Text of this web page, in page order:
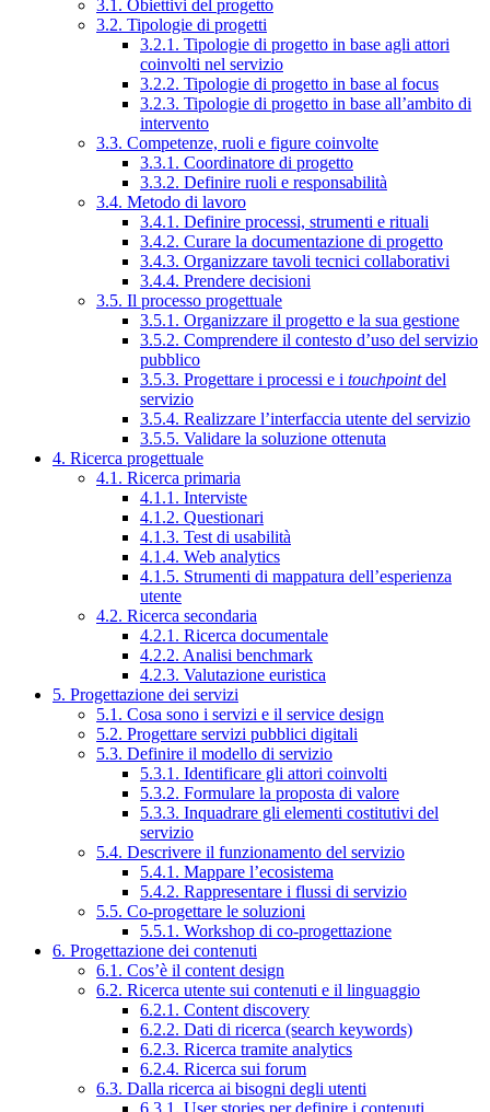
3.1. Obiettivi del progetto
3.2. Tipologie di progetti
3.2.1. Tipologie di progetto in base agli attori
coinvolti nel servizio
3.2.2. Tipologie di progetto in base al focus
3.2.3. Tipologie di progetto in base all’ambito di
intervento
3.3. Competenze, ruoli e figure coinvolte
3.3.1. Coordinatore di progetto
3.3.2. Definire ruoli e responsabilità
3.4. Metodo di lavoro
3.4.1. Definire processi, strumenti e rituali
3.4.2. Curare la documentazione di progetto
3.4.3. Organizzare tavoli tecnici collaborativi
3.4.4. Prendere decisioni
3.5. Il processo progettuale
3.5.1. Organizzare il progetto e la sua gestione
3.5.2. Comprendere il contesto d’uso del servizio
pubblico
3.5.3. Progettare i processi e i touchpointdel
servizio
3.5.4. Realizzare l’interfaccia utente del servizio
3.5.5. Validare la soluzione ottenuta
4. Ricerca progettuale
4.1. Ricerca primaria
4.1.1. Interviste
4.1.2. Questionari
4.1.3. Test di usabilità
4.1.4. Web analytics
4.1.5. Strumenti di mappatura dell’esperienza
utente
4.2. Ricerca secondaria
4.2.1. Ricerca documentale
4.2.2. Analisi benchmark
4.2.3. Valutazione euristica
5. Progettazione dei servizi
5.1. Cosa sono i servizi e il service design
5.2. Progettare servizi pubblici digitali
5.3. Definire il modello di servizio
5.3.1. Identificare gli attori coinvolti
5.3.2. Formulare la proposta di valore
5.3.3. Inquadrare gli elementi costitutivi del
servizio
5.4. Descrivere il funzionamento del servizio
5.4.1. Mappare l’ecosistema
5.4.2. Rappresentare i flussi di servizio
5.5. Co-progettare le soluzioni
5.5.1. Workshop di co-progettazione
6. Progettazione dei contenuti
6.1. Cos’è il content design
6.2. Ricerca utente sui contenuti e il linguaggio
6.2.1. Content discovery
6.2.2. Dati di ricerca (search keywords)
6.2.3. Ricerca tramite analytics
6.2.4. Ricerca sui forum
6.3. Dalla ricerca ai bisogni degli utenti
6.3.1. User stories per definire i contenuti